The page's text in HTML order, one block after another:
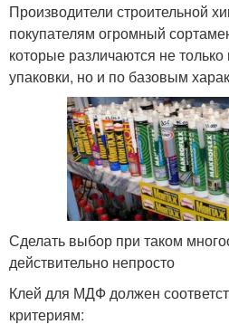
Производители строительной
покупателям огромный
которые различаются не
упаковки, но и по базовым
Сделать выбор при таком
действительно непросто
Клей для МДФ должен
критериям: